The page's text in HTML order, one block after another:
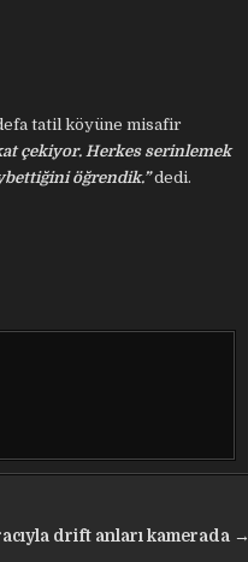
tatil köyüne misafir
çekiyor. Herkes serinlemek
öğrendik.”dedi.
drift anları kamerada →